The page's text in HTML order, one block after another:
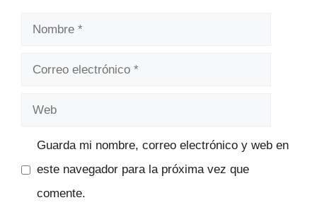
Nombre
Correo
Web
Guarda mi nombre, correo electrónico y web en
este navegador para la próxima vez que
comente.